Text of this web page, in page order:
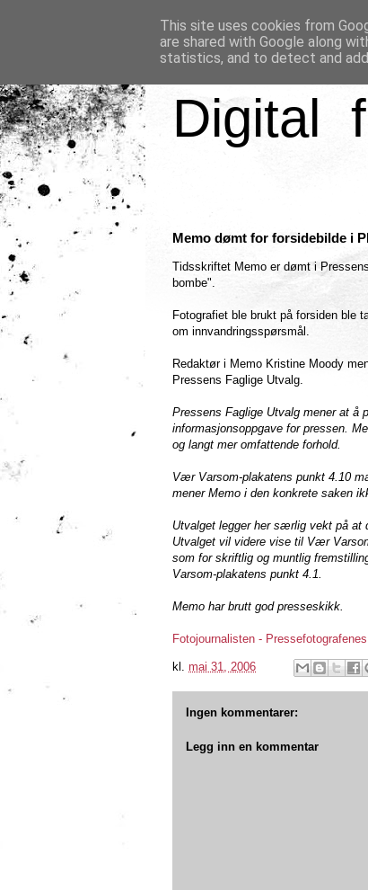
Digital
Memo dømt for forsidebilde i
Tidsskriftet Memo er dømt i
bombe".
Fotografiet ble brukt på forsiden ble
om innvandringsspørsmål.
Redaktør i Memo Kristine Moody
Pressens Faglige Utvalg.
Pressens Faglige Utvalg mener at å
informasjonsoppgave for pressen.
og langt mer omfattende forhold.
Vær Varsom-plakatens punkt 4.10
mener Memo i den konkrete saken
Utvalget legger her særlig vekt på at
Utvalget vil videre vise til Vær
som for skriftlig og muntlig
Varsom-plakatens punkt 4.1.
Memo har brutt god presseskikk.
Fotojournalisten -
kl. mai 31, 2006
Ingen kommentarer:
Legg inn en kommentar
This site uses cookies from
are shared with Google along
statistics, and to detect and